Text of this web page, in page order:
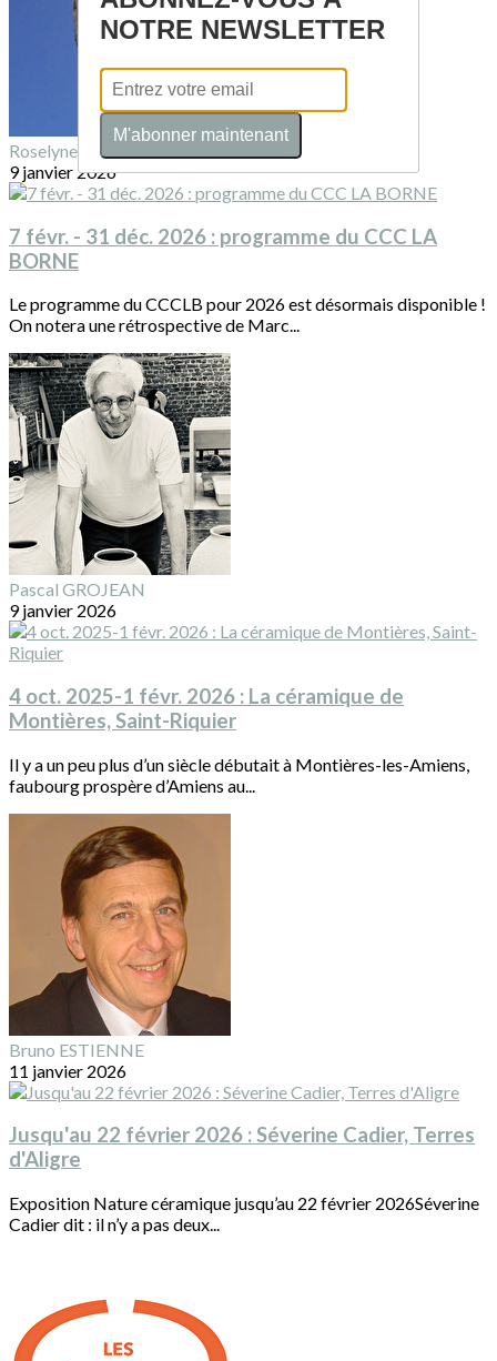
Roselyne SUQUET
9 janvier 2026
7 févr. - 31 déc. 2026 : programme du CCC LA
BORNE
Le programme du CCCLB pour 2026 est désormais disponible !
On notera une rétrospective de Marc...
Pascal GROJEAN
9 janvier 2026
4 oct. 2025-1 févr. 2026 : La céramique de
Montières, Saint-Riquier
Il y a un peu plus d’un siècle débutait à Montières-les-Amiens,
faubourg prospère d’Amiens au...
Bruno ESTIENNE
11 janvier 2026
Jusqu'au 22 février 2026 : Séverine Cadier, Terres
d'Aligre
Exposition Nature céramique jusqu’au 22 février 2026Séverine
Cadier dit : il n’y a pas deux...
NOTRE NEWSLETTER
M'abonner maintenant